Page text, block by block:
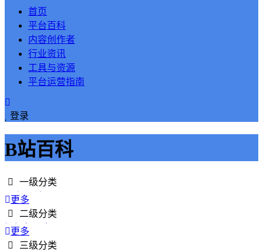
首页
平台百科
内容创作者
行业资讯
工具与资源
平台运营指南
登录
B站百科
一级分类
平台百科
内容创作者
行业资讯
工具与资源
更多
二级分类
短视频平台
社交媒体平台
更多
三级分类